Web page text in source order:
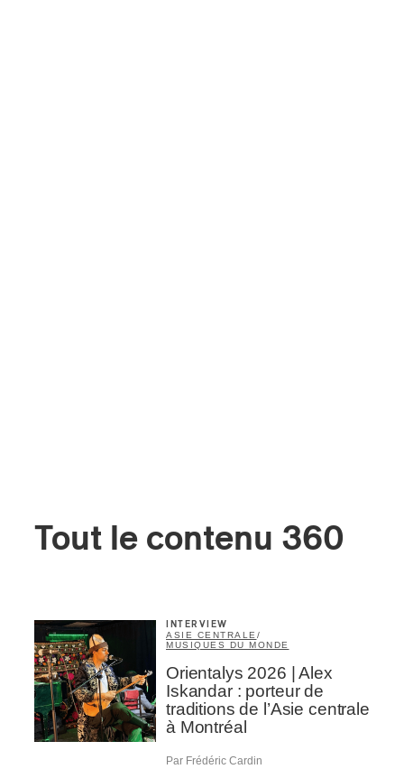
Tout le contenu 360
INTERVIEW
ASIE CENTRALE /
MUSIQUES DU MONDE
Orientalys 2026 | Alex
Iskandar : porteur de
traditions de l’Asie centrale
à Montréal
Par Frédéric Cardin